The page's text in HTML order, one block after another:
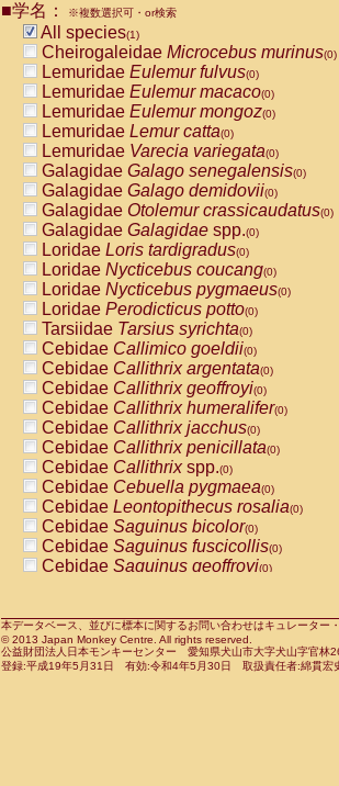
CebidaeCebus nigrivittatus
CebidaeCebus
CebidaeSaimiri boliviensis(0)
CebidaeSaimiri sciureus(0)
AtelidaeAlouatta caraya(0)
AtelidaeAlouatta fusca(0)
AtelidaeAlouatta seniculus
AtelidaeAlouattaspp.(0)
AtelidaeAteles belzebuth(0)
AtelidaeAteles geoffroyi(0)
AtelidaeAteles paniscus(0)
AtelidaeAtelesspp.(0)
Atelidae Lagothrix lagothricha
AtelidaeLagothrix lagothricha cana
PitheciidaeCacajao calvus
PitheciidaeCallicebus cupreus
PitheciidaeCallicebus donacophilus
PitheciidaeCallicebus moloch
PitheciidaeCallicebus torquatus
PitheciidaeCallicebusspp.(0)
PitheciidaeChiropotes satanas(0)
PitheciidaePithecia monachus
PitheciidaePithecia pithecia(0)
CercopithecidaeCercocebus agilis
CercopithecidaeCercocebus
CercopithecidaeCercocebus
CercopithecidaeCercocebus
CercopithecidaeCercocebus
CercopithecidaeCercocebushybrid
CercopithecidaePapio anubis(0)
CercopithecidaePapio cynocephalus
CercopithecidaePapio hamadryas(0)
■学名： ※複数選択可・or検索
All species(1)
Cheirogaleidae Microcebus murinus(0)
Lemuridae Eulemur fulvus(0)
Lemuridae Eulemur macaco(0)
Lemuridae Eulemur mongoz(0)
Lemuridae Lemur catta(0)
Lemuridae Varecia variegata(0)
Galagidae Galago senegalensis(0)
Galagidae Galago demidovii(0)
Galagidae Otolemur crassicaudatus(0)
Galagidae Galagidae spp.(0)
Loridae Loris tardigradus(0)
Loridae Nycticebus coucang(0)
Loridae Nycticebus pygmaeus(0)
Loridae Perodicticus potto(0)
Tarsiidae Tarsius syrichta(0)
Cebidae Callimico goeldii(0)
Cebidae Callithrix argentata(0)
Cebidae Callithrix geoffroyi(0)
Cebidae Callithrix humeralifer(0)
Cebidae Callithrix jacchus(0)
Cebidae Callithrix penicillata(0)
Cebidae Callithrixspp.(0)
Cebidae Cebuella pygmaea(0)
Cebidae Leontopithecus rosalia(0)
Cebidae Saguinus bicolor(0)
Cebidae Saguinus fuscicollis(0)
Cebidae Saguinus geoffroyi(0)
CebidaeSaguinus leucopus(0)
CebidaeSaguinus midas(0)
Cebidae Saguinus mystax(0)
本データベース、並びに標本に関するお問い合わせはキュレータ
© 2013 Japan Monkey Centre. All rights reserved.
公益財団法人日本モンキーセンター 愛知県犬山市大字犬山字官
登録:平成19年5月31日 有効:令和4年5月30日 取扱責任者:綿貫宏